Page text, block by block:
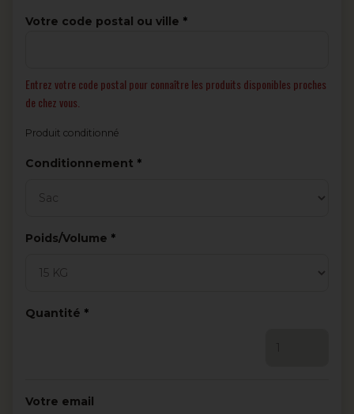
Votre code postal ou ville
Entrez votre code postal pour connaître les produits disponibles proches
de chez vous.
Produit conditionné
Conditionnement Obligatoire
Poids/Volume Obligatoire
Quantité Obligatoire
Votre email